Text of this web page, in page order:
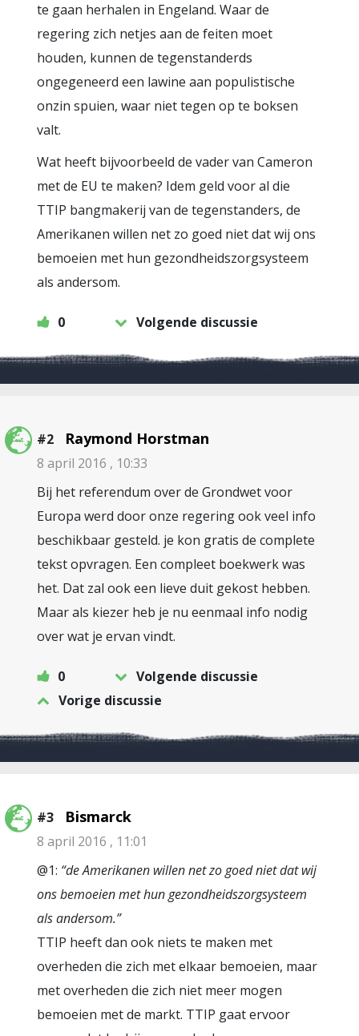
te gaan herhalen in Engeland. Waar de
regering zich netjes aan de feiten moet
houden, kunnen de tegenstanderds
ongegeneerd een lawine aan populistische
onzin spuien, waar niet tegen op te boksen
valt.
Wat heeft bijvoorbeeld de vader van Cameron
met de EU te maken? Idem geld voor al die
TTIP bangmakerij van de tegenstanders, de
Amerikanen willen net zo goed niet dat wij ons
bemoeien met hun gezondheidszorgsysteem
als andersom.
0 Volgende discussie
#2 Raymond Horstman
8 april 2016 , 10:33
Bij het referendum over de Grondwet voor
Europa werd door onze regering ook veel info
beschikbaar gesteld. je kon gratis de complete
tekst opvragen. Een compleet boekwerk was
het. Dat zal ook een lieve duit gekost hebben.
Maar als kiezer heb je nu eenmaal info nodig
over wat je ervan vindt.
0
Volgende discussie
Vorige discussie
#3 Bismarck
8 april 2016 , 11:01
@1: “de Amerikanen willen net zo goed niet dat wij
ons bemoeien met hun gezondheidszorgsysteem
als andersom.”
TTIP heeft dan ook niets te maken met
overheden die zich met elkaar bemoeien, maar
met overheden die zich niet meer mogen
bemoeien met de markt. TTIP gaat ervoor